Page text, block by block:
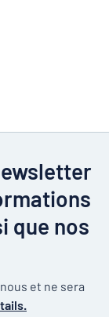
que nos
et ne sera